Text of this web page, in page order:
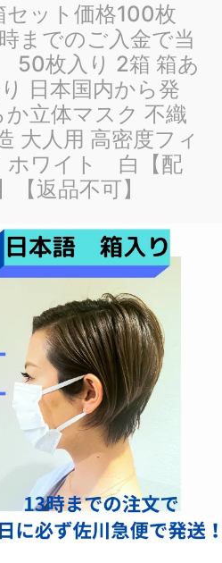
セット価格100枚
までのご入金で当
枚入り 2箱 箱あ
日本国内から発
立体マスク 不織
大人用 高密度フィ
ホワイト 白【配
【返品不可】